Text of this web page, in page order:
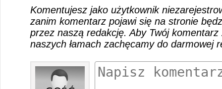
Komentujesz jako użytkownik
zanim komentarz pojawi się na stronie
przez naszą redakcję. Aby Twój
naszych łamach zachęcamy do darmowej